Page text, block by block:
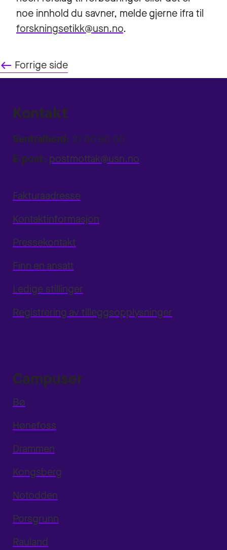
noe innhold du savner, melde gjerne ifra til
forskningsetikk@usn.no.
west Forrige side
Kontakt
Sentralbord: 31 00 80 00
E-post: postmottak@usn.no
Fakturaadresse
Kontaktinformasjon
Pressekontakt
Finn en ansatt
Ledige stillinger
Registrering av tilleggsopplysninger
Campuser
Bø
Hønefoss
Drammen
Kongsberg
Notodden
Porsgrunn
Rauland